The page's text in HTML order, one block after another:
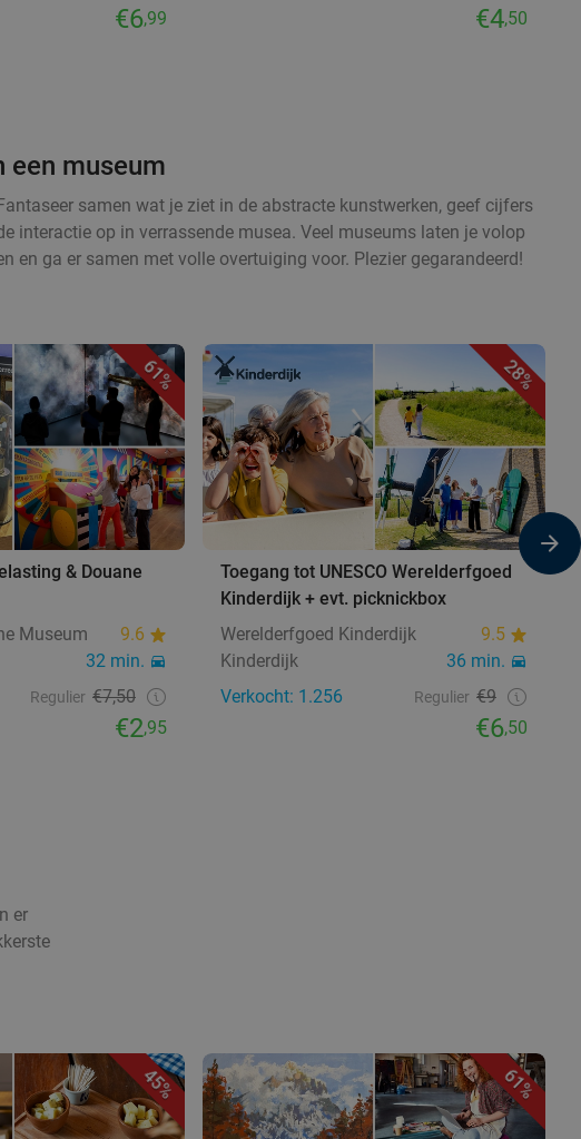
€6,99 €4,50
een museum
samen wat je ziet in de abstracte kunstwerken, geef cijfers
interactie op in verrassende musea. Veel museums laten je volop
en ga er samen met volle overtuiging voor. Plezier gegarandeerd!
61%
& Douane
Museum
9.6
32 min.
Regulier €7,50
€2,95
28%
Toegang tot UNESCO Werelderfgoed
Kinderdijk + evt. picknickbox
Werelderfgoed Kinderdijk
9.5
Kinderdijk
36 min.
Verkocht: 1.256
Regulier €9
€6,50
er
45% 61%